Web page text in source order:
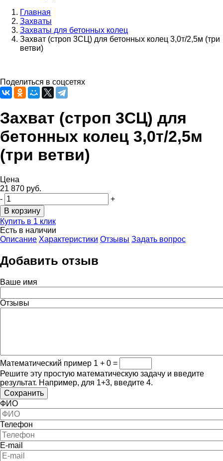
Строка
навигации
Главная
Захваты
Захваты для бетонных колец
Захват (строп 3СЦ) для бетонных колец 3,0т/2,5м (три
ветви)
Поделиться в соцсетях
Захват (строп 3СЦ) для
бетонных колец 3,0т/2,5м
(три ветви)
Цена
21 870 руб.
-
+
Купить в 1 клик
Есть в наличии
Описание Характеристики Отзывы Задать вопрос
Добавить отзыв
Ваше имя
Отзывы
Математический пример 1 + 0 =
Решите эту простую математическую задачу и введите
результат. Например, для 1+3, введите 4.
ФИО
Телефон
E-mail